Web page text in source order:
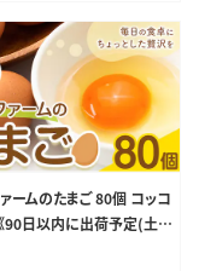
ームのたまご 80個 コッコ
90日以内に出荷予定(土日
熊本県 菊池市 卵 鶏卵 玉子